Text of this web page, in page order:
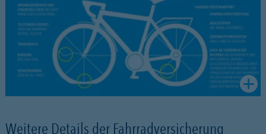
Weitere Details der Fahrradversicherung